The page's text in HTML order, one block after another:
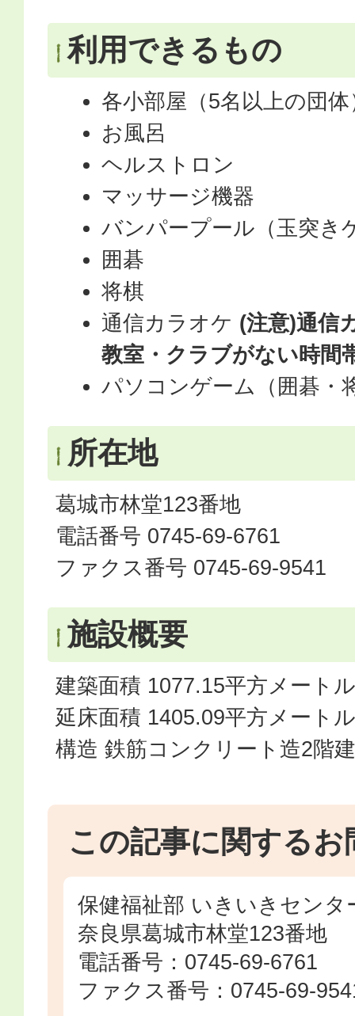
利用できるもの
各小部屋（5名以上の団体
お風呂
ヘルストロン
マッサージ機器
バンパープール（玉突き
囲碁
将棋
通信カラオケ (注意)通信
教室・クラブがない時間
パソコンゲーム（囲碁・
所在地
葛城市林堂123番地
電話番号 0745-69-6761
ファクス番号 0745-69-9541
施設概要
建築面積 1077.15平方メートル
延床面積 1405.09平方メートル
構造 鉄筋コンクリート造2階建
この記事に関するお
保健福祉部 いきいきセンタ
奈良県葛城市林堂123番地
電話番号：0745-69-6761
ファクス番号：0745-69-